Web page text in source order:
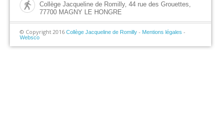
Collège Jacqueline de Romilly, 44 rue des Grouettes,
77700 MAGNY LE HONGRE
© Copyright 2016 Collège Jacqueline de Romilly - Mentions légales -
Websco